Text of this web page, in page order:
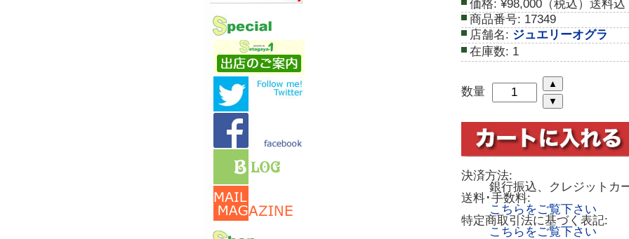
価格: ¥98,000（税込）送料込
商品番号: 17349
店舗名: ジュエリーオグラ
在庫数: 1
数量
決済方法:
銀行振込、クレジットカ
送料･手数料:
こちらをご覧下さい
特定商取引法に基づく表記:
こちらをご覧下さい